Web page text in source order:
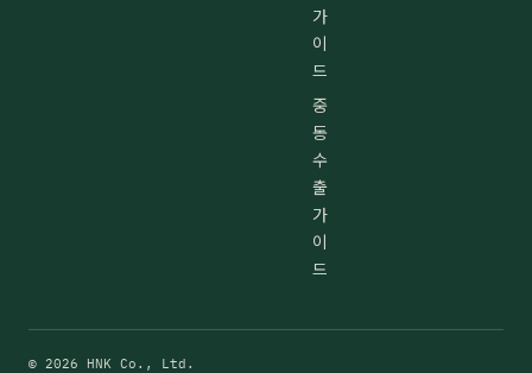
가
이
드
중
동
수
출
가
이
드
© 2026 HNK Co., Ltd.